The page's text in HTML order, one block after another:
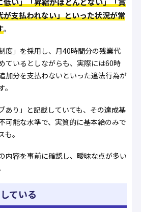
支払われない」といった状況が常
。
度」を採用し、月40時間分の残業代
ているとしながらも、実際には60時
加分を支払わないといった違法行為が
あり」と記載していても、その達成基
可能な水準で、実質的に基本給のみで
。
内容を事前に確認し、曖昧な点が多い
ている